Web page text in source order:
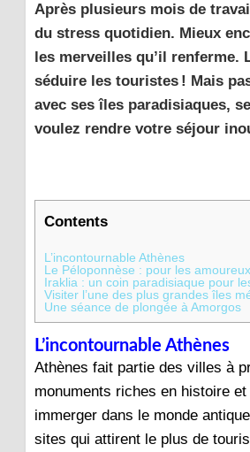
Après plusieurs mois de
du stress quotidien. Mieux
les merveilles qu’il renferme.
séduire les touristes ! Mais
avec ses îles paradisiaques,
voulez rendre votre séjour
Contents
L’incontournable Athènes
Le Péloponnèse : pour les
Iraklia : un coin paradisiaque pour
Visiter l’une des plus grandes îles
Une séance de plongée à Amorgos
L’incontournable Athènes
Athènes fait partie des villes à
monuments riches en histoire
immerger dans le monde
sites qui attirent le plus de